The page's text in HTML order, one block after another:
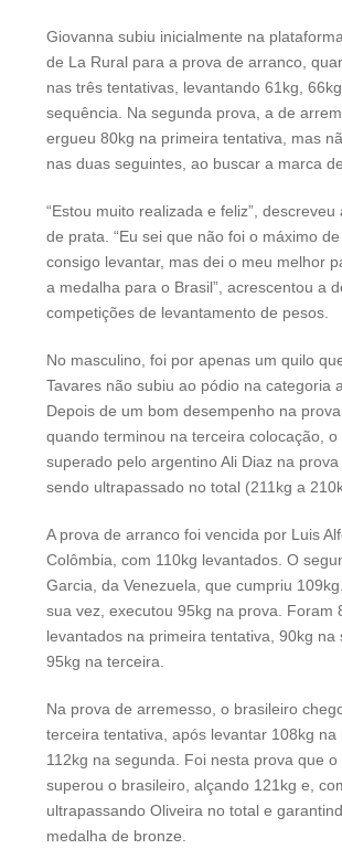
Giovanna subiu inicialmente na
de La Rural para a prova de arranco,
nas três tentativas, levantando 61kg,
sequência. Na segunda prova, a de
ergueu 80kg na primeira tentativa, mas
nas duas seguintes, ao buscar a marca
“Estou muito realizada e feliz”, descreveu
de prata. “Eu sei que não foi o máximo
consigo levantar, mas dei o meu melhor
a medalha para o Brasil”, acrescentou a
competições de levantamento de pesos.
No masculino, foi por apenas um quilo
Tavares não subiu ao pódio na categoria
Depois de um bom desempenho na
quando terminou na terceira colocação, o
superado pelo argentino Ali Diaz na
sendo ultrapassado no total (211kg a
A prova de arranco foi vencida por Luis
Colômbia, com 110kg levantados. O
Garcia, da Venezuela, que cumpriu
sua vez, executou 95kg na prova. Foram
levantados na primeira tentativa, 90kg na
95kg na terceira.
Na prova de arremesso, o brasileiro
terceira tentativa, após levantar 108kg na
112kg na segunda. Foi nesta prova que o
superou o brasileiro, alçando 121kg e,
ultrapassando Oliveira no total e
medalha de bronze.